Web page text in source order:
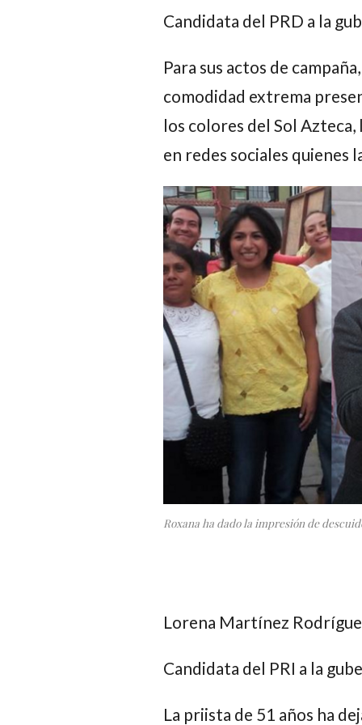
Candidata del PRD a la
Para sus actos de
comodidad extrema
los colores del Sol
en redes sociales quienes
Roxana ha dado la impresión de
Lorena Martínez
Candidata del PRI a la
La priista de 51 años ha